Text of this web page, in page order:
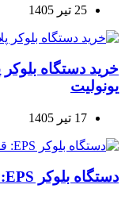
25 تیر 1405
خرید دستگاه بلوکر
یونولیت
17 تیر 1405
دستگاه بلوکر EPS: قلب تپنده خط تولید پلاستوفوم